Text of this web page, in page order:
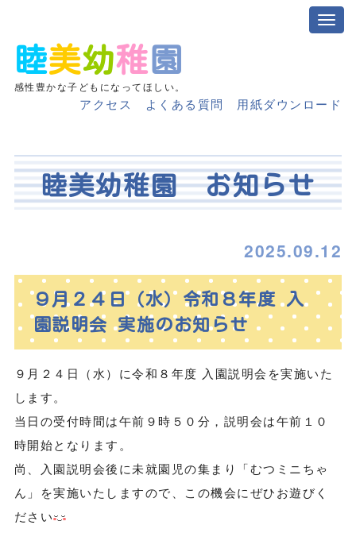
睦美幼稚 園
感性豊かな子どもになってほしい。
アクセス よくある質問 用紙ダウンロード
睦美幼稚園 お知らせ
2025.09.12
９月２４日（水）令和８年度 入
園説明会 実施のお知らせ
９月２４日（水）に令和８年度 入園説明会を実施いた
します。
当日の受付時間は午前９時５０分，説明会は午前１０
時開始となります。
尚、入園説明会後に未就園児の集まり「むつミニちゃ
ん」を実施いたしますので、この機会にぜひお遊びく
ださい